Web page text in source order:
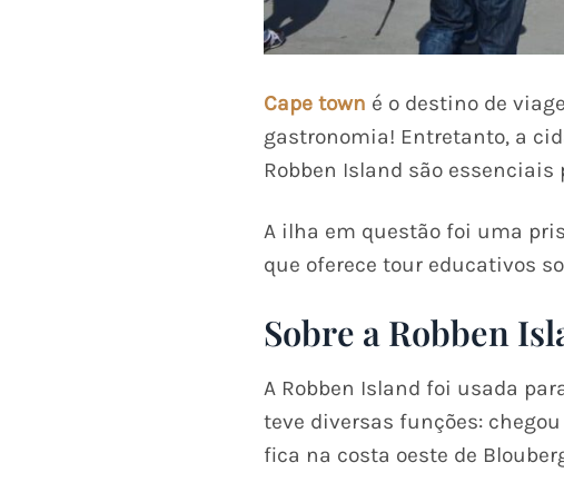
Cape town é o destino de
gastronomia! Entretanto, a
Robben Island são
A ilha em questão foi uma
que oferece tour educativos
Sobre a Robben
A Robben Island foi usada
teve diversas funções:
fica na costa oeste de